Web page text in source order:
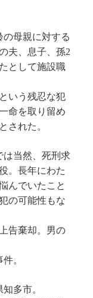
の母親に対する
夫、息子、孫2
として施設職
いう残忍な犯
命を取り留め
された。
は当然、死刑求
。長年にわた
んでいたこと
の可能性もな
告棄却。男の
。
多市。